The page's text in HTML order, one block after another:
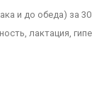
и до обеда) за
лактация,